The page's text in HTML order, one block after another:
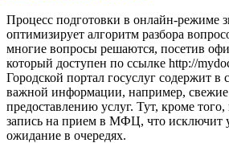
Процесс подготовки в онлайн-режиме
оптимизирует алгоритм разбора
многие вопросы решаются, посетив
который доступен по ссылке http://
Городской портал госуслуг содержит в
важной информации, например, свежие
предоставлению услуг. Тут, кроме
запись на прием в МФЦ, что исключит
ожидание в очередях.